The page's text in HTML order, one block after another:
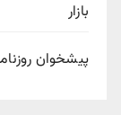
بازار
پیشخوان